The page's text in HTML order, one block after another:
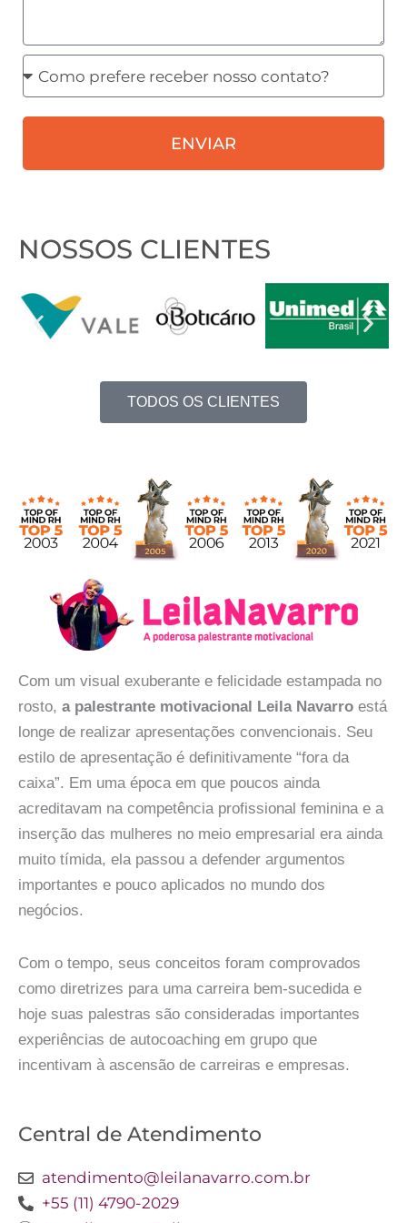
Como
prefere
receber
contato?
ENVIAR
NOSSOS CLIENTES
TODOS OS CLIENTES
Com um visual exuberante e felicidade estampada no
rosto, a palestrante motivacional Leila Navarro está
longe de realizar apresentações convencionais. Seu
estilo de apresentação é definitivamente “fora da
caixa”. Em uma época em que poucos ainda
acreditavam na competência profissional feminina e a
inserção das mulheres no meio empresarial era ainda
muito tímida, ela passou a defender argumentos
importantes e pouco aplicados no mundo dos
negócios.
Com o tempo, seus conceitos foram comprovados
como diretrizes para uma carreira bem-sucedida e
hoje suas palestras são consideradas importantes
experiências de autocoaching em grupo que
incentivam à ascensão de carreiras e empresas.
Central de Atendimento
atendimento@leilanavarro.com.br
+55 (11) 4790-2029